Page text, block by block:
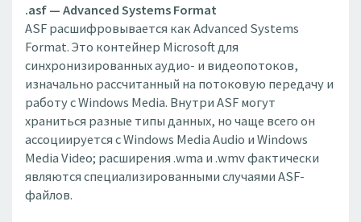
.asf — Advanced Systems Format
ASF расшифровывается как Advanced Systems
Format. Это контейнер Microsoft для
синхронизированных аудио- и видеопотоков,
изначально рассчитанный на потоковую передачу и
работу с Windows Media. Внутри ASF могут
храниться разные типы данных, но чаще всего он
ассоциируется с Windows Media Audio и Windows
Media Video; расширения .wma и .wmv фактически
являются специализированными случаями ASF-
файлов.